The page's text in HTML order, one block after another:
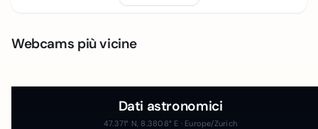
Webcams più vicine
Dati astronomici
47.371° N, 8.3808° E · Europe/Zurich